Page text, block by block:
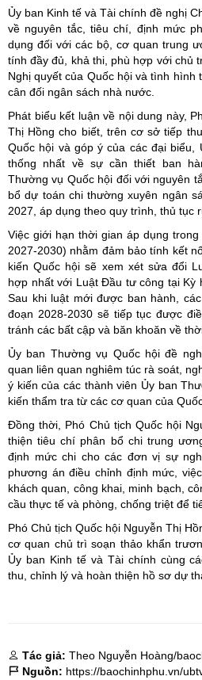
Ủy ban Kinh tế và Tài chính đề nghị
về nguyên tắc, tiêu chí, định mức
dụng đối với các bộ, cơ quan trung
tính đầy đủ, khả thi, phù hợp với chủ
Nghị quyết của Quốc hội và tình hình
cân đối ngân sách nhà nước.
Phát biểu kết luận về nội dung này,
Thị Hồng cho biết, trên cơ sở tiếp
Quốc hội và góp ý của các đại biểu,
thống nhất về sự cần thiết ban
Thường vụ Quốc hội đối với nguyên
bổ dự toán chi thường xuyên ngân
2027, áp dụng theo quy trình, thủ tục
Việc giới hạn thời gian áp dụng
2027-2030) nhằm đảm bảo tính kết
kiến Quốc hội sẽ xem xét sửa đổi
hợp nhất với Luật Đầu tư công tại Kỳ
Sau khi luật mới được ban hành,
đoạn 2028-2030 sẽ tiếp tục được
tránh các bất cập và băn khoăn về
Ủy ban Thường vụ Quốc hội đề
quan liên quan nghiêm túc rà soát,
ý kiến của các thành viên Ủy ban
kiến thẩm tra từ các cơ quan của
Đồng thời, Phó Chủ tịch Quốc hội
thiện tiêu chí phân bổ chi trung
định mức chi cho các đơn vị sự
phương án điều chỉnh định mức,
khách quan, công khai, minh bạch,
cầu thực tế và phòng, chống triệt để
Phó Chủ tịch Quốc hội Nguyễn Thị
cơ quan chủ trì soạn thảo khẩn
Ủy ban Kinh tế và Tài chính cùng
thu, chỉnh lý và hoàn thiện hồ sơ dự
Tác giả: Theo Nguyễn Hoàng/
Nguồn: https://baochinhphu.vn/